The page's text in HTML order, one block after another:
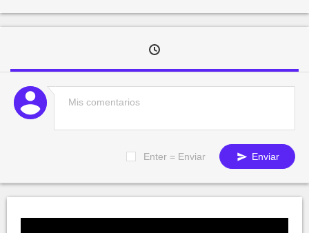
Enter = Enviar Enviar